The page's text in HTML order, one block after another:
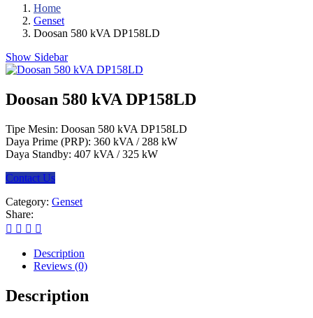
Home
Genset
Doosan 580 kVA DP158LD
Show Sidebar
Doosan 580 kVA DP158LD
Tipe Mesin: Doosan 580 kVA DP158LD
Daya Prime (PRP): 360 kVA / 288 kW
Daya Standby: 407 kVA / 325 kW
Contact Us
Category: Genset
Share:
Description
Reviews (0)
Description